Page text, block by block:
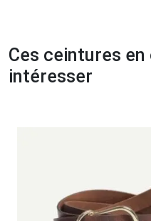
Ces ceintures
intéresser